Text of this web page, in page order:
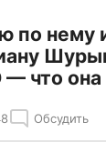
по нему
что она
Обсудить